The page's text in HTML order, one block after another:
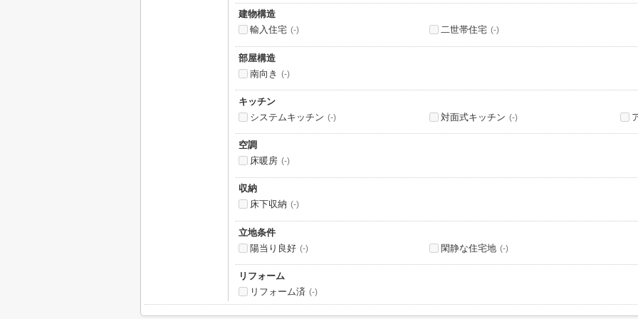
建物構造
輸入住宅 (-) 二世帯住宅 (-)
部屋構造
南向き
(-)
キッチン
システムキッチン (-) 対面式キッチン (-)
空調
床暖房 (-)
収納
床下収納 (-)
立地条件
陽当り良好 (-) 閑静な住宅地 (-)
リフォーム
リフォーム済 (-)